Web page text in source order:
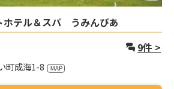
ホテル＆スパ うみんぴあ
9件 >
町成海1-8